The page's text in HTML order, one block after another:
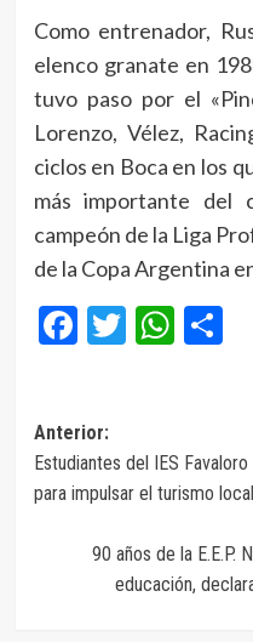
Como entrenador,
elenco granate en
tuvo paso por el
Lorenzo, Vélez,
ciclos en Boca en los
más importante del
campeón de la Liga
de la Copa Argentina
Facebook
Twitter
Navegación
de
entradas
Anterior:
Estudiantes del IES
para impulsar el turismo local
90 años de la E.E.P.
educación,